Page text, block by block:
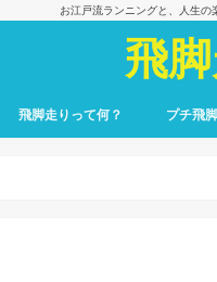
お江戸流ランニングと、人生
飛
飛脚走りって何？ プチ飛